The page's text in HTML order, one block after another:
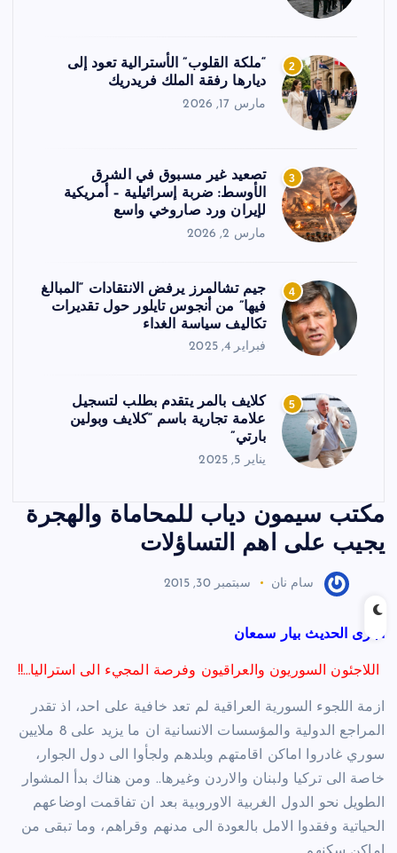
2
“ملكة القلوب” الأسترالية تعود إلى
ديارها رفقة الملك فريدريك
مارس 17, 2026
3
تصعيد غير مسبوق في الشرق
الأوسط: ضربة إسرائيلية – أمريكية
لإيران ورد صاروخي واسع
مارس 2, 2026
4
جيم تشالمرز يرفض الانتقادات “المبالغ
فيها” من أنجوس تايلور حول تقديرات
تكاليف سياسة الغداء
فبراير 4, 2025
5
كلايف بالمر يتقدم بطلب لتسجيل
علامة تجارية باسم “كلايف وبولين
بارتي”
يناير 5, 2025
مكتب سيمون دياب للمحاماة والهجرة
يجيب على اهم التساؤلات
سام نان سبتمبر 30, 2015
أجرى الحديث بيار سمعان
اللاجئون السوريون والعراقيون وفرصة المجيء الى استراليا…!!
ازمة اللجوء السورية العراقية لم تعد خافية على احد، اذ تقدر
المراجع الدولية والمؤسسات الانسانية ان ما يزيد على 8 ملايين
سوري غادروا اماكن اقامتهم وبلدهم ولجأوا الى دول الجوار،
خاصة الى تركيا ولبنان والاردن وغيرها.. ومن هناك بدأ المشوار
الطويل نحو الدول الغربية الاوروبية بعد ان تفاقمت اوضاعهم
الحياتية وفقدوا الامل بالعودة الى مدنهم وقراهم، وما تبقى من